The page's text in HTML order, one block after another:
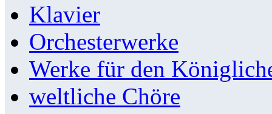
Klavier
Orchesterwerke
Werke für den
weltliche Chöre